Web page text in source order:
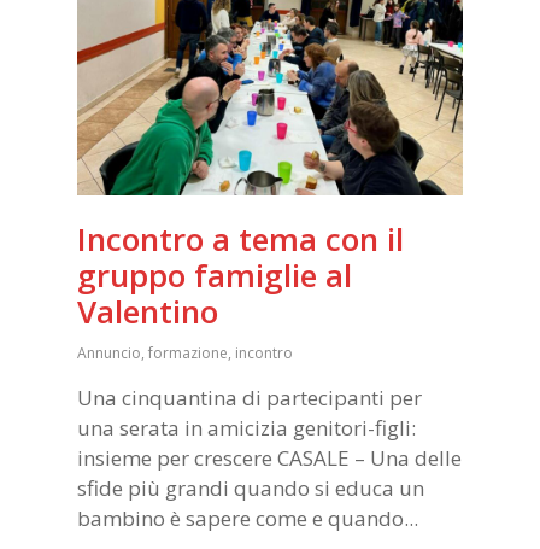
Incontro a tema con il
gruppo famiglie al
Valentino
Annuncio, formazione, incontro
Una cinquantina di partecipanti per
una serata in amicizia genitori-figli:
insieme per crescere CASALE – Una delle
sfide più grandi quando si educa un
bambino è sapere come e quando...